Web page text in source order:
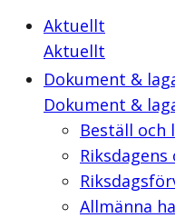
Aktuellt
Aktuellt
Dokument &
Dokument &
Beställ och
Allmänna